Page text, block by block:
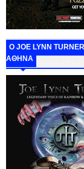
O JOE LYNN
ΑΘΗΝΑ